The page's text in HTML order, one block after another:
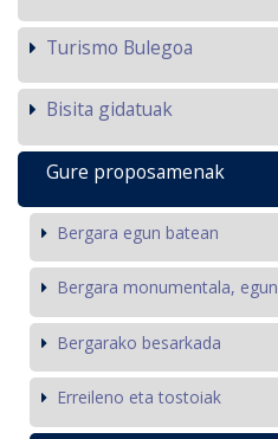
Turismo Bulegoa
Bisita gidatuak
Gure proposamenak
Bergara egun batean
Bergara monumentala,
Bergarako besarkada
Erreileno eta tostoiak